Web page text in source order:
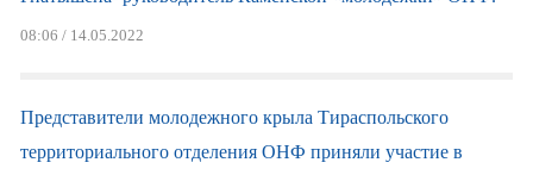
08:06 / 14.05.2022
Представители молодежного крыла Тираспольского
территориального отделения ОНФ приняли участие в